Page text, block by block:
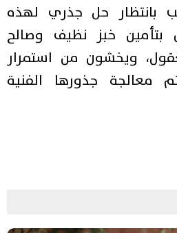
بانتظار حل جذري لهذه
بتأمين خبز نظيف وصالح
ويخشون من استمرار
معالجة جذورها الفنية